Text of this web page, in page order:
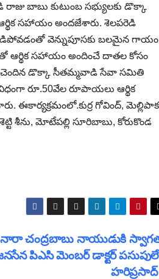
బాబు కుటుంబ సభ్యులకు డొక్కా
సహాయం అందజేశారు. శెలపరెడి
వెన్నుపూసకు బలమైన గాయం
ఆర్థిక సహాయం అందించే దాతల కోసం
చెందిన డొక్కా సీతమ్మవాడి సేవా సమితి
రూ.50వేల రూపాయలు ఆర్థిక
ఈకార్యక్రమంలో.కుర్ర గోవింద్, మెల్లిపాక
శీను, మోటేపల్లి సూరిబాబు, కోరుకొండ
నారా చంద్రబాబు నాయుడుకి
పిఎసి మెంబర్ డాక్టర్